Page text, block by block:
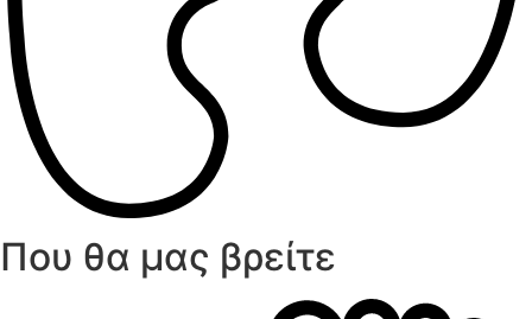
Που θα μας βρείτε